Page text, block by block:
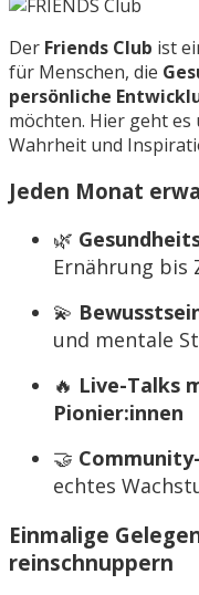
Der Friends Club ist
für Menschen, die
persönliche
möchten. Hier geht es
Wahrheit und
Jeden Monat
🌿
Ernährung bis
💫
und mentale
🔥 Live-Talks
Pionier:innen
🤝
echtes
Einmalige
reinschnuppern